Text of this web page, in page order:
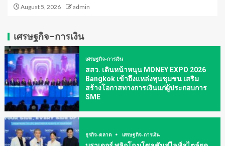
August 5, 2026 admin
เศรษฐกิจ-การเงิน
เศรษฐกิจ-การเงิน
สสว. เดินหน้าหนุน MONEY EXPO 2026
Bangkok เข้าถึงแหล่งทุนชุมชน เสริม
สร้างโอกาสทางการเงินแก่ผู้ประกอบการ
SME
ธุรกิจ-ตลาด เศรษฐกิจ-การเงิน